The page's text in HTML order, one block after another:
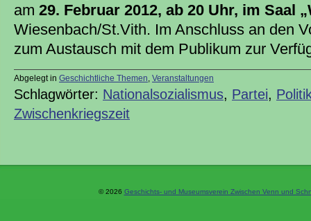
am 29. Februar 2012, ab 20 Uhr, im Saal
Wiesenbach/St.Vith. Im Anschluss an den
zum Austausch mit dem Publikum zur
Abgelegt in Geschichtliche Themen Veranstaltungen
Schlagwörter: Nationalsozialismus, Partei,
Zwischenkriegszeit
© 2026 Geschichts- und Museumsverein Zwischen Venn und